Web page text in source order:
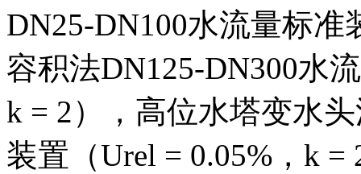
DN25-DN100水流量标准
容积法DN125-DN300水
k = 2），高位水塔变水
装置（Urel = 0.05%，k =